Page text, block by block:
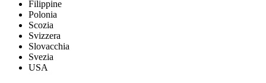
Filippine
Polonia
Scozia
Svizzera
Slovacchia
Svezia
USA